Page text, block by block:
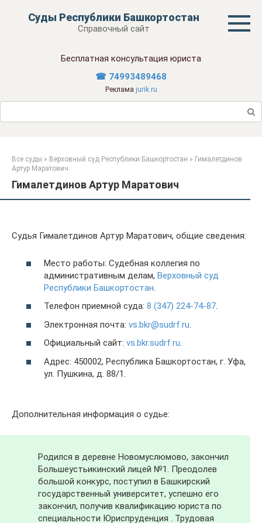
Суды Республики Башкортостан
Справочный сайт
Бесплатная консультация юриста
☎ 74993489468
Реклама jurik.ru
Поиск:
Все суды » Верховный суд Республики Башкортостан » Гималетдинов
Артур Маратович
Гималетдинов Артур Маратович
Судья Гималетдинов Артур Маратович, общие сведения:
Место работы: Судебная коллегия по
административным делам, Верховный суд
Республики Башкортостан
Телефон приемной суда: 8 (347) 224-74-87.
Электронная почта: vs.bkr@sudrf.ru
Официальный сайт: vs.bkr.sudrf.ru.
Адрес: 450002, Республика Башкортостан, г. Уфа,
ул. Пушкина, д. 88/1.
Дополнительная информация о судье:
Родился в деревне Новомуслюмово, закончил
Большеустьикинский лицей №1. Преодолев
большой конкурс, поступил в Башкирский
государственный университет, успешно его
закончил, получив квалификацию юриста по
специальности Юриспруденция . Трудовая